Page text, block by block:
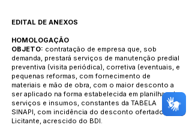
EDITAL DE ANEXOS
HOMOLOGAÇÃO
OBJETO: contratação de empresa que, sob
demanda, prestará serviços de manutenção predial
preventiva (visita periódica), corretiva (eventuais, e
pequenas reformas, com fornecimento de
materiais e mão de obra, com o maior desconto a
ser aplicado na forma estabelecida em planilhas de
serviços e insumos, constantes da TABELA
SINAPI, com incidência do desconto ofertado pela
Licitante, acrescido do BDI.